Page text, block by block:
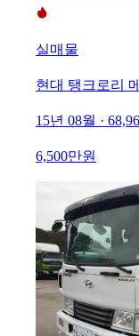
실매물
현대 탱크로리
15년 08월 ·
6,500만원